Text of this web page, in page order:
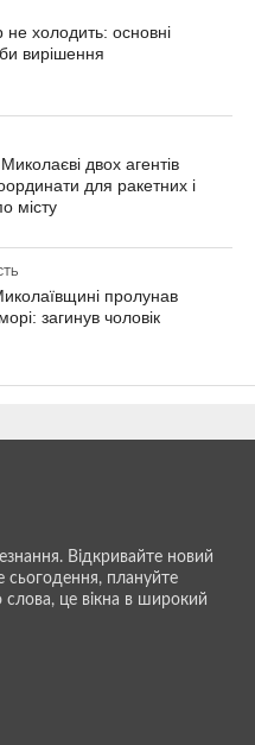
холодить: основні
вирішення
двох агентів
для ракетних і
місту
пролунав
загинув чоловік
Відкривайте новий
сьогодення, плануйте
це вікна в широкий